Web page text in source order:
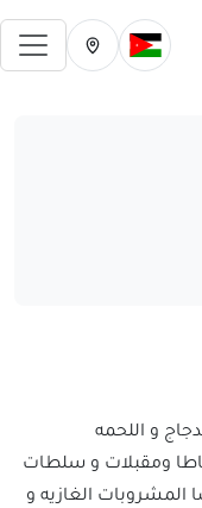
تغيير الدولة الحالية
تغيير المدينة
و اللحمه
ومقبلات و سلطات
المشروبات الغازيه و